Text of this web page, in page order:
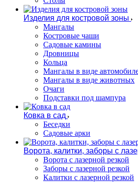
Изделия для костровой зоны
Мангалы
Костровые чаши
Садовые камины
Дровницы
Кольца
Мангалы в виде
Мангалы в виде животных
Очаги
Подставки под шампура
Ковка в сад
Беседки
Садовые арки
Ворота, калитки, заборы с
Ворота с лазерной резкой
Заборы с лазерной резкой
Калитки с лазерной резкой